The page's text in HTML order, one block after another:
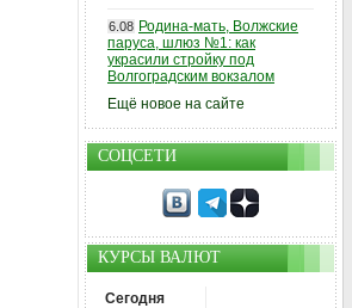
6.08 Родина-мать, Волжские
паруса, шлюз №1: как
украсили стройку под
Волгоградским вокзалом
Ещё новое на сайте
СОЦСЕТИ
КУРСЫ ВАЛЮТ
Сегодня